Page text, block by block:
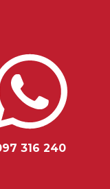
316 240